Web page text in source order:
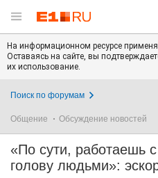
На информационном ресурсе
Оставаясь на сайте, вы
их использование.
Поиск по форумам
Общение Обсуждение новостей
«По сути, работаешь
голову людьми»: